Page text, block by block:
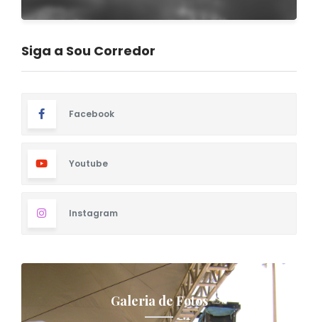
Siga a Sou Corredor
Facebook
Youtube
Instagram
Galeria de Fotos